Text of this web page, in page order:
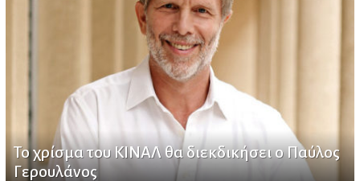
Το χρίσμα του ΚΙΝΑΛ θα διεκδικήσει ο Παύλος
Γερουλάνος